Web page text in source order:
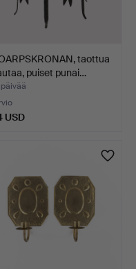
taottua
puiset punai…
USD